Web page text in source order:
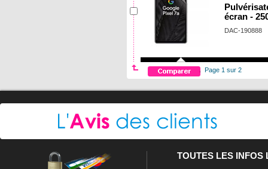
écran -
DAC-190888
Page 1 sur 2
TOUTES LES INFOS